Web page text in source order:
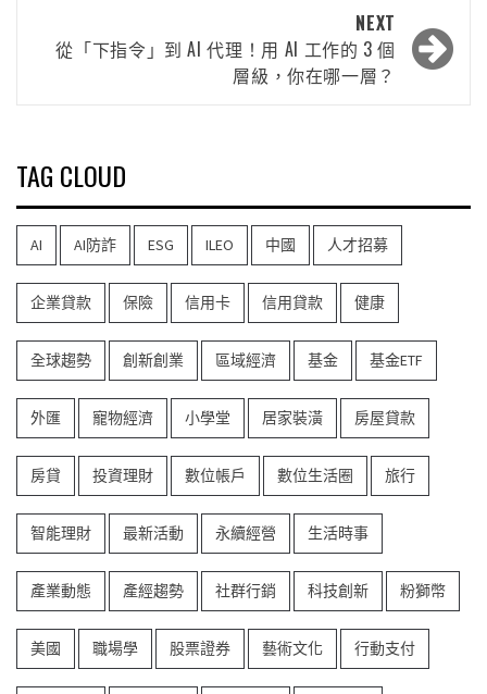
NEXT
從「下指令」到 AI 代理！用 AI 工作的 3 個
層級，你在哪一層？
TAG CLOUD
AI AI防詐 ESG ILEO 中國 人才招募
企業貸款 保險 信用卡 信用貸款 健康
全球趨勢 創新創業 區域經濟 基金 基金ETF
外匯 寵物經濟 小學堂 居家裝潢 房屋貸款
房貸 投資理財 數位帳戶 數位生活圈 旅行
智能理財 最新活動 永續經營 生活時事
產業動態 產經趨勢 社群行銷 科技創新 粉獅幣
美國 職場學 股票證券 藝術文化 行動支付